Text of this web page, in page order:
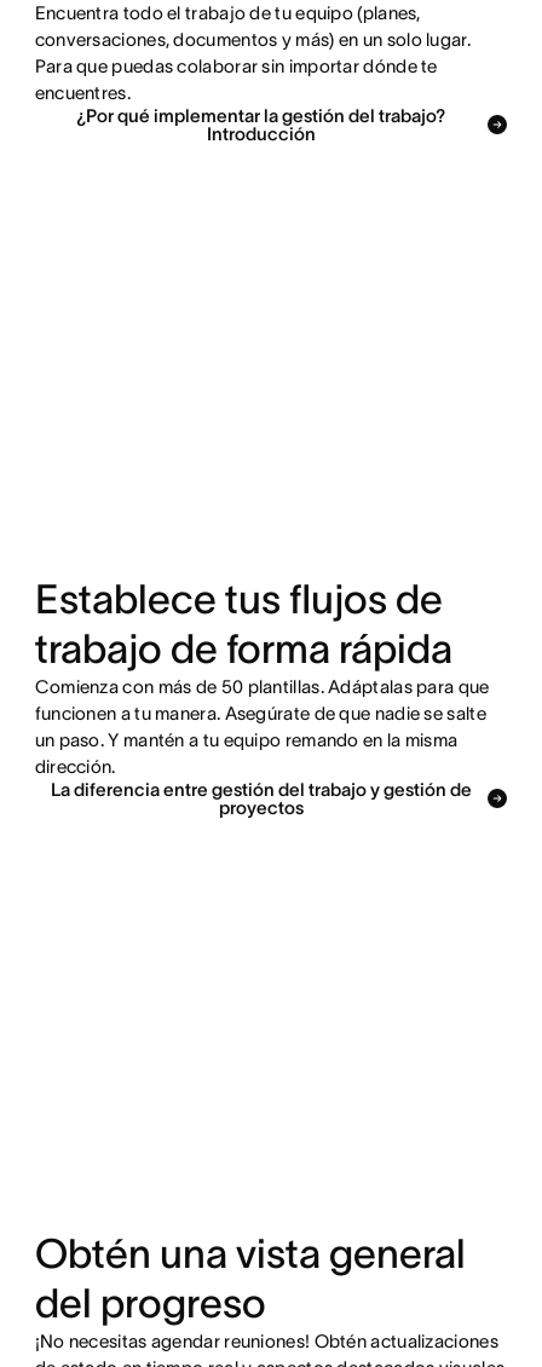
Encuentra todo el trabajo de tu equipo (planes,
conversaciones, documentos y más) en un solo lugar.
Para que puedas colaborar sin importar dónde te
encuentres.
¿Por qué implementar la gestión del trabajo?
Introducción
Establece tus flujos de
trabajo de forma rápida
Comienza con más de 50 plantillas. Adáptalas para que
funcionen a tu manera. Asegúrate de que nadie se salte
un paso. Y mantén a tu equipo remando en la misma
dirección.
La diferencia entre gestión del trabajo y gestión de
proyectos
Obtén una vista general
del progreso
¡No necesitas agendar reuniones! Obtén actualizaciones